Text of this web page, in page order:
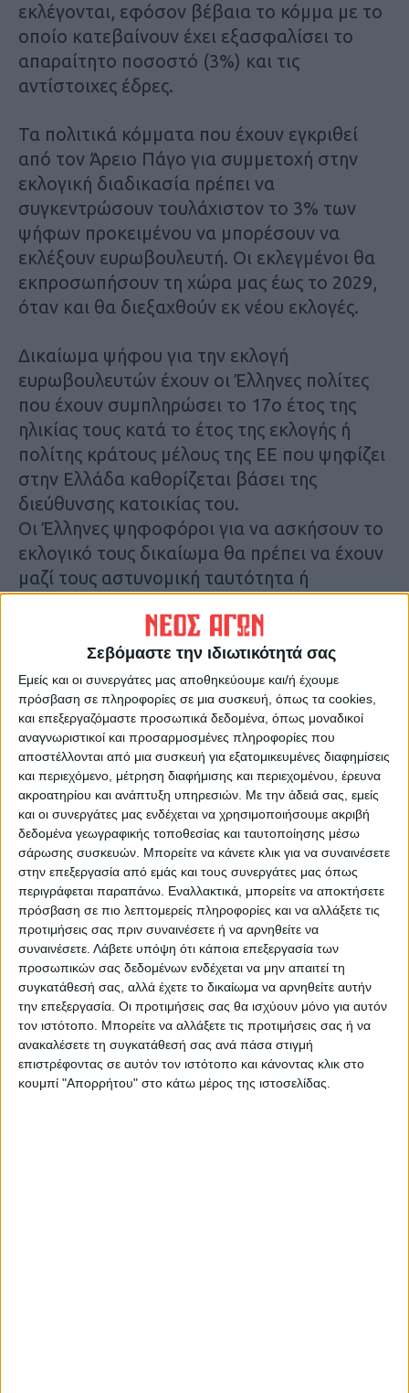
Σεβόμαστε την ιδιωτικότητά σας
Εμείς και οι συνεργάτες μας αποθηκεύουμε και/ή έχουμε
πρόσβαση σε πληροφορίες σε μια συσκευή, όπως τα cookies,
και επεξεργαζόμαστε προσωπικά δεδομένα, όπως μοναδικοί
αναγνωριστικοί και προσαρμοσμένες πληροφορίες που
αποστέλλονται από μια συσκευή για εξατομικευμένες διαφημίσεις
και περιεχόμενο, μέτρηση διαφήμισης και περιεχομένου, έρευνα
ακροατηρίου και ανάπτυξη υπηρεσιών. Με την άδειά σας, εμείς
και οι συνεργάτες μας ενδέχεται να χρησιμοποιήσουμε ακριβή
δεδομένα γεωγραφικής τοποθεσίας και ταυτοποίησης μέσω
σάρωσης συσκευών. Μπορείτε να κάνετε κλικ για να συναινέσετε
στην επεξεργασία από εμάς και τους συνεργάτες μας όπως
περιγράφεται παραπάνω. Εναλλακτικά, μπορείτε να αποκτήσετε
πρόσβαση σε πιο λεπτομερείς πληροφορίες και να αλλάξετε τις
προτιμήσεις σας πριν συναινέσετε ή να αρνηθείτε να
συναινέσετε. Λάβετε υπόψη ότι κάποια επεξεργασία των
προσωπικών σας δεδομένων ενδέχεται να μην απαιτεί τη
συγκατάθεσή σας, αλλά έχετε το δικαίωμα να αρνηθείτε αυτήν
την επεξεργασία. Οι προτιμήσεις σας θα ισχύουν μόνο για αυτόν
τον ιστότοπο. Μπορείτε να αλλάξετε τις προτιμήσεις σας ή να
ανακαλέσετε τη συγκατάθεσή σας ανά πάσα στιγμή
επιστρέφοντας σε αυτόν τον ιστότοπο και κάνοντας κλικ στο
κουμπί "Απορρήτου" στο κάτω μέρος της ιστοσελίδας.
εκλέγονται, εφόσον βέβαια το κόμμα με το
οποίο κατεβαίνουν έχει εξασφαλίσει το
απαραίτητο ποσοστό (3%) και τις
αντίστοιχες έδρες.
Τα πολιτικά κόμματα που έχουν εγκριθεί
από τον Άρειο Πάγο για συμμετοχή στην
εκλογική διαδικασία πρέπει να
συγκεντρώσουν τουλάχιστον το 3% των
ψήφων προκειμένου να μπορέσουν να
εκλέξουν ευρωβουλευτή. Οι εκλεγμένοι θα
εκπροσωπήσουν τη χώρα μας έως το 2029,
όταν και θα διεξαχθούν εκ νέου εκλογές.
Δικαίωμα ψήφου για την εκλογή
ευρωβουλευτών έχουν οι Έλληνες πολίτες
που έχουν συμπληρώσει το 17ο έτος της
ηλικίας τους κατά το έτος της εκλογής ή
πολίτης κράτους μέλους της ΕΕ που ψηφίζει
στην Ελλάδα καθορίζεται βάσει της
διεύθυνσης κατοικίας του.
Οι Έλληνες ψηφοφόροι για να ασκήσουν το
εκλογικό τους δικαίωμα θα πρέπει να έχουν
μαζί τους αστυνομική ταυτότητα ή
ασφαλιστικού ταμείου για τον απαραίτητο
έλεγχο. H αναγνώριση των εκλογέων μπορεί
να γίνει και με χρήση της ψηφιακής
ταυτότητας.
Συνολικά 31 κόμματα και συνασπισμοί
κομμάτων έχουν εγκριθεί από τον Άρειο
Πάγο για να συμμετάσχουν στις αυριανές
ευρωεκλογές οι οποίες θα διεξαχθούν στις 9
Ιουνίου.
Οι ψηφοφόροι στην Ελλάδα καλούνται να
εκλέξουν συνολικά 21 ευρωβουλευτές, οι
οποίοι θα εκπροσωπούν για τα επόμενα
πέντε χρόνια τη χώρα στο
Ευρωκοινοβούλιο.
Το σύνολο των κρατών-μελών της
Ευρωπαϊκής Ενωσης θα εκλέξει τον
Ιούνιο720 ευρωβουλευτές, 15
περισσότερους σε σύγκριση με τις